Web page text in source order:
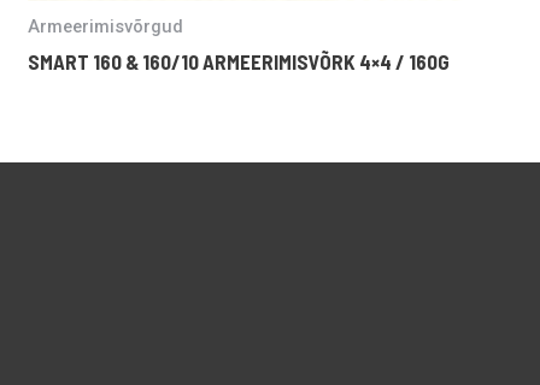
Armeerimisvõrgud
SMART 160 & 160/10 ARMEERIMISVÕRK 4×4 / 160G